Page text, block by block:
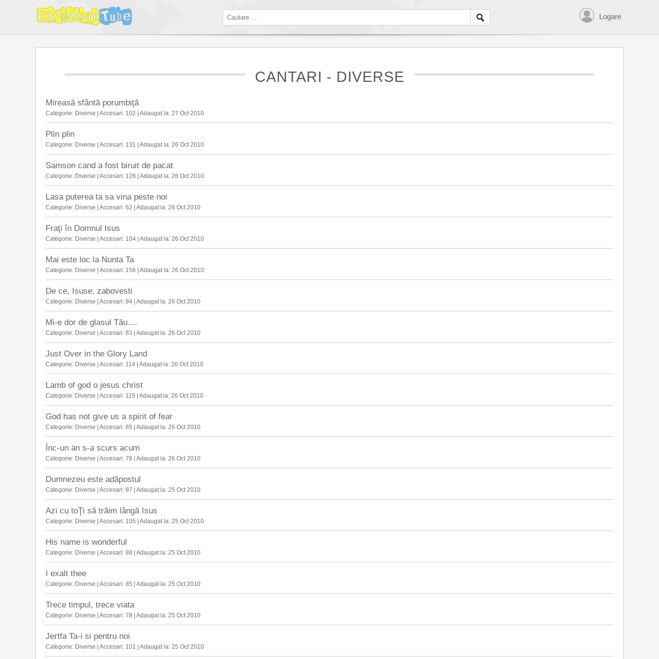
Logare
CANTARI - DIVERSE
Mireasă sfântă porumbiţă
Categorie: Diverse Accesari: 102 | Adaugat la: 27 Oct 2010
Plin plin
Categorie: Diverse Accesari: 131 | Adaugat la: 26 Oct 2010
Samson cand a fost biruit de pacat
Categorie: Diverse Accesari: 128 | Adaugat la: 26 Oct 2010
Lasa puterea ta sa vina peste noi
Categorie: Diverse Accesari: 62 | Adaugat la: 26 Oct 2010
Fraţi în Domnul Isus
Categorie: Diverse Accesari: 104 | Adaugat la: 26 Oct 2010
Mai este loc la Nunta Ta
Categorie: Diverse Accesari: 156 | Adaugat la: 26 Oct 2010
De ce, Isuse, zabovesti
Categorie: Diverse Accesari: 94 | Adaugat la: 26 Oct 2010
Mi-e dor de glasul Tău....
Categorie: Diverse Accesari: 83 | Adaugat la: 26 Oct 2010
Just Over in the Glory Land
Categorie: Diverse Accesari: 114 | Adaugat la: 26 Oct 2010
Lamb of god o jesus christ
Categorie: Diverse Accesari: 115 | Adaugat la: 26 Oct 2010
God has not give us a spirit of fear
Categorie: Diverse Accesari: 85 | Adaugat la: 26 Oct 2010
Înc-un an s-a scurs acum
Categorie: Diverse Accesari: 78 | Adaugat la: 26 Oct 2010
Dumnezeu este adăpostul
Categorie: Diverse Accesari: 87 | Adaugat la: 25 Oct 2010
Azi cu toŢi să trăim lângă Isus
Categorie: Diverse Accesari: 105 | Adaugat la: 25 Oct 2010
His name is wonderful
Categorie: Diverse Accesari: 88 | Adaugat la: 25 Oct 2010
I exalt thee
Categorie: Diverse Accesari: 85 | Adaugat la: 25 Oct 2010
Trece timpul, trece viata
Categorie: Diverse Accesari: 78 | Adaugat la: 25 Oct 2010
Jertfa Ta-i si pentru noi
Categorie: Diverse Accesari: 101 | Adaugat la: 25 Oct 2010